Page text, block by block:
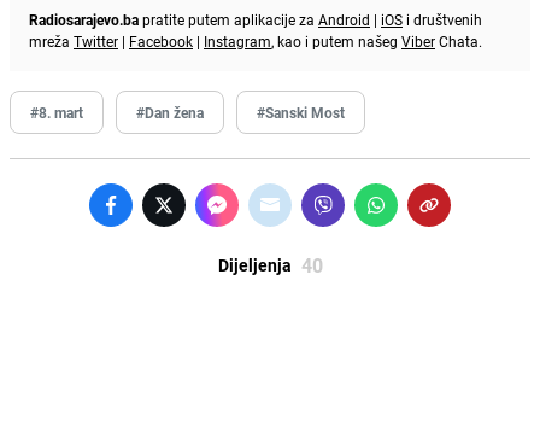
Radiosarajevo.bapratite putem aplikacije za Android | iOS i društvenih
mreža Twitter | Facebook | Instagram, kao i putem našeg ViberChata.
#8. mart #Dan žena #Sanski Most
Dijeljenja 40